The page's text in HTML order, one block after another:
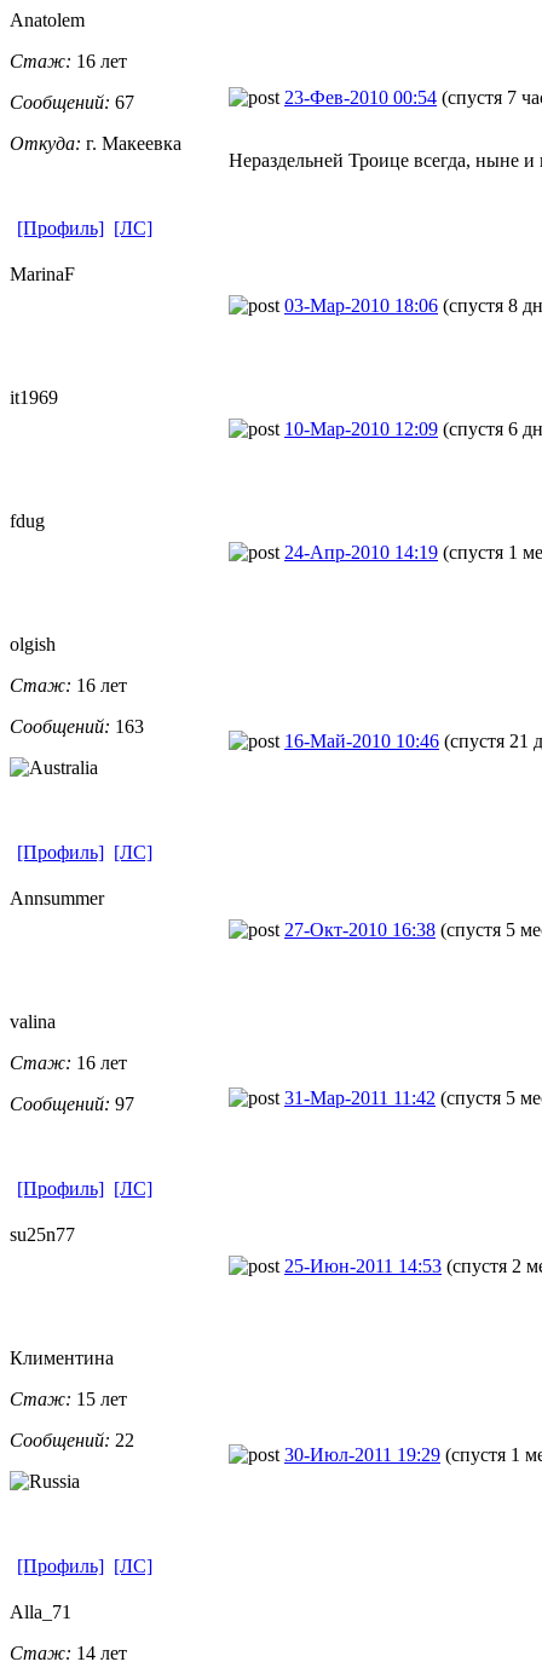
Anatolem
Стаж: 16 лет
Сообщений: 67
Откуда: г. Макеевка
23-Фев-2010 00:54 (спустя 7
Нераздельней Троице всегда, ныне
[Профиль] [ЛС]
MarinaF
03-Мар-2010 18:06 (спустя 8
it1969
10-Мар-2010 12:09 (спустя 6
fdug
24-Апр-2010 14:19 (спустя 1
olgish
Стаж: 16 лет
Сообщений: 163
16-Май-2010 10:46 (спустя 21
[Профиль] [ЛС]
Annsummer
27-Окт-2010 16:38 (спустя 5
valina
Стаж: 16 лет
Сообщений: 97 31-Мар-2011 11:42 (спустя 5
[Профиль] [ЛС]
su25n77
25-Июн-2011 14:53 (спустя 2
Климентина
Стаж: 15 лет
Сообщений: 22
30-Июл-2011 19:29 (спустя 1
[Профиль] [ЛС]
Alla_71
Стаж: 14 лет